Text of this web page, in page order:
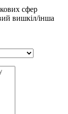
сфер
вишкіл/інша